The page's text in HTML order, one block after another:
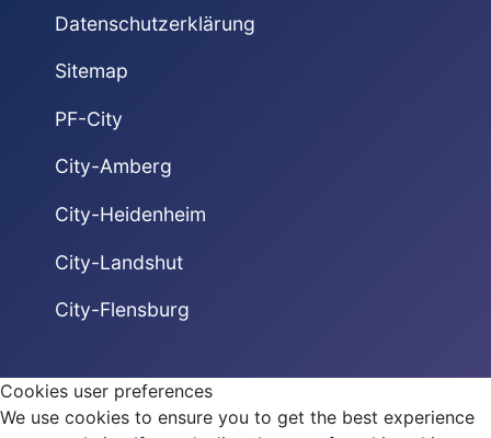
Datenschutzerklärung
Sitemap
PF-City
City-Amberg
City-Heidenheim
City-Landshut
City-Flensburg
Cookies user preferences
We use cookies to ensure you to get the best experience